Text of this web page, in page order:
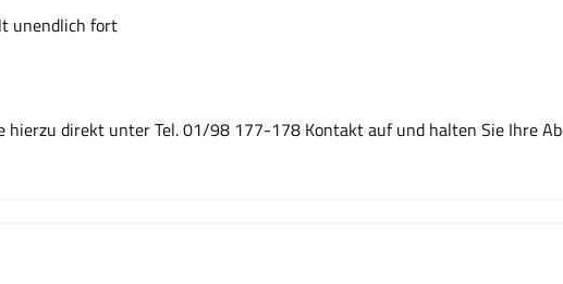
unendlich fort
hierzu direkt unter Tel. 01/98 177-178 Kontakt auf und halten Sie Ihre